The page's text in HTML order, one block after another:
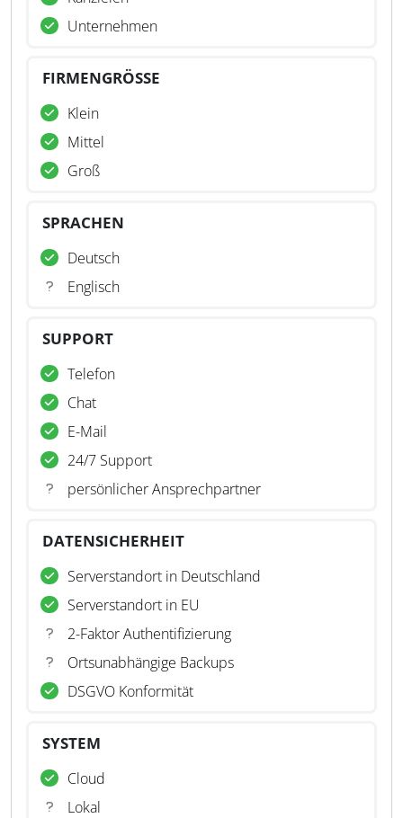
Unternehmen
FIRMENGRÖSSE
Klein
Mittel
Groß
SPRACHEN
Deutsch
Englisch
SUPPORT
Telefon
Chat
E-Mail
24/7 Support
persönlicher Ansprechpartner
DATENSICHERHEIT
Serverstandort in Deutschland
Serverstandort in EU
2-Faktor Authentifizierung
Ortsunabhängige Backups
DSGVO Konformität
SYSTEM
Cloud
Lokal